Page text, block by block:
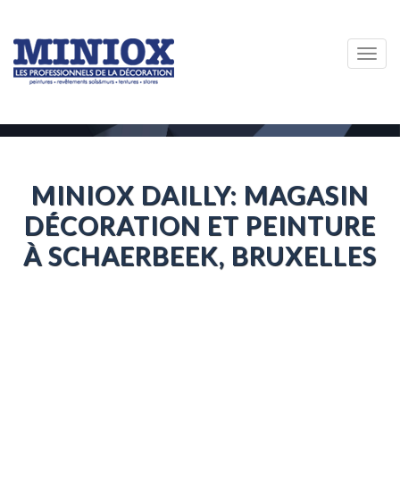
MINIOX DAILLY: MAGASIN
DÉCORATION ET PEINTURE
À SCHAERBEEK, BRUXELLES